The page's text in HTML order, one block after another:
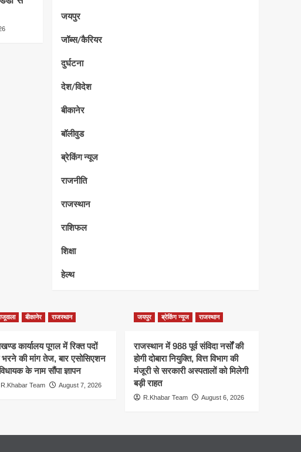
जयपुर
जॉब्स/कैरियर
दुर्घटना
देश/विदेश
बीकानेर
बॉलीवुड
ब्रेकिंग न्यूज
राजनीति
राजस्थान
राशिफल
शिक्षा
हेल्थ
बीकानेर राजस्थान
कार्यालय पूगल में रिक्त पदों
भरने की मांग तेज, बार एसोसिएशन
के नाम सौंपा ज्ञापन
R.Khabar Team August 7, 2026
जयपुर ब्रेकिंग न्यूज राजस्थान
राजस्थान में 988 पूर्व संविदा नर्सों की
होगी दोबारा नियुक्ति, वित्त विभाग की
मंजूरी से सरकारी अस्पतालों को मिलेगी
बड़ी राहत
R.Khabar Team August 6, 2026